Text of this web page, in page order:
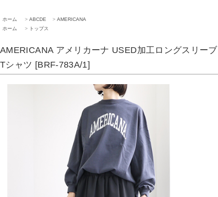
ホーム > ABCDE > AMERICANA
ホーム
> トップス
AMERICANA アメリカーナ USED加工ロングスリーブ
Tシャツ [BRF-783A/1]